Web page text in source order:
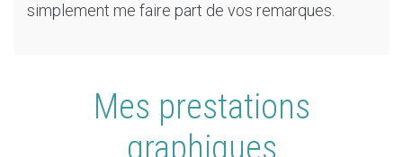
simplement me faire part de vos remarques.
Mes prestations
graphiques